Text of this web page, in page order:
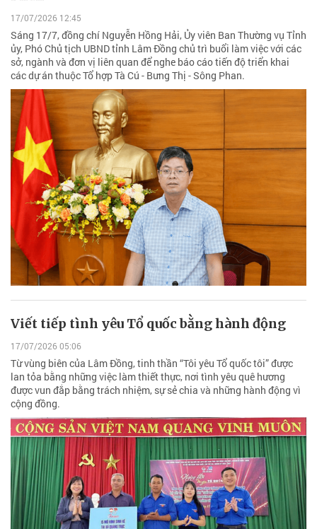
17/07/2026 12:45
Sáng 17/7, đồng chí Nguyễn Hồng Hải, Ủy viên Ban Thường vụ Tỉnh
ủy, Phó Chủ tịch UBND tỉnh Lâm Đồng chủ trì buổi làm việc với các
sở, ngành và đơn vị liên quan để nghe báo cáo tiến độ triển khai
các dự án thuộc Tổ hợp Tà Cú - Bưng Thị - Sông Phan.
Viết tiếp tình yêu Tổ quốc bằng hành động
17/07/2026 05:06
Từ vùng biên của Lâm Đồng, tinh thần “Tôi yêu Tổ quốc tôi” được
lan tỏa bằng những việc làm thiết thực, nơi tình yêu quê hương
được vun đắp bằng trách nhiệm, sự sẻ chia và những hành động vì
cộng đồng.